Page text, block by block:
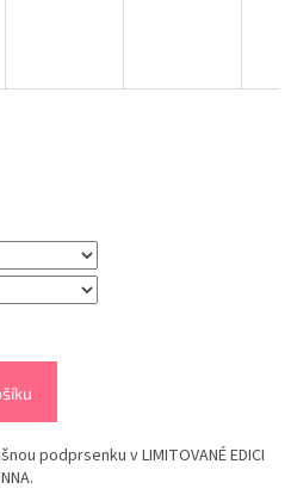
podprsenku v LIMITOVANÉ EDICI